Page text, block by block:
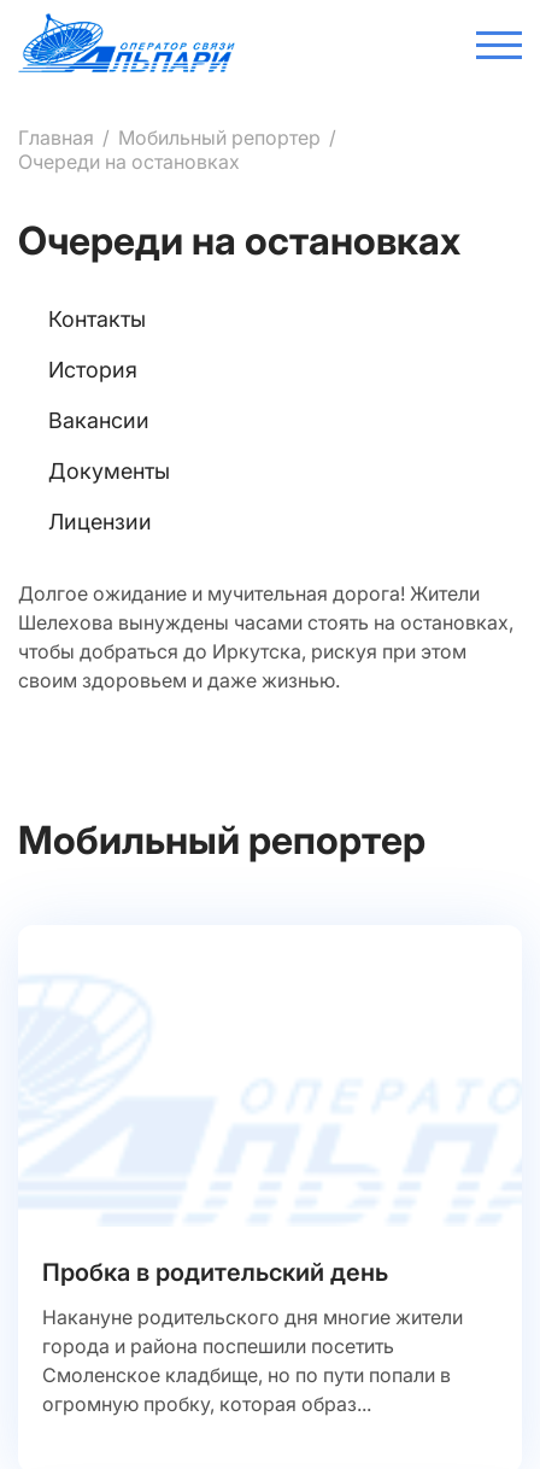
Главная
Мобильный репортер
Очереди на остановках
Очереди на остановках
Контакты
История
Вакансии
Документы
Лицензии
Долгое ожидание и мучительная дорога! Жители
Шелехова вынуждены часами стоять на остановках,
чтобы добраться до Иркутска, рискуя при этом
своим здоровьем и даже жизнью.
Мобильный репортер
Пробка в родительский день
Накануне родительского дня многие жители
города и района поспешили посетить
Смоленское кладбище, но по пути попали в
огромную пробку, которая образ...